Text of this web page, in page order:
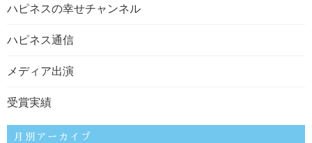
ハピネスの幸せチャンネル
ハピネス通信
メディア出演
受賞実績
月別アーカイブ